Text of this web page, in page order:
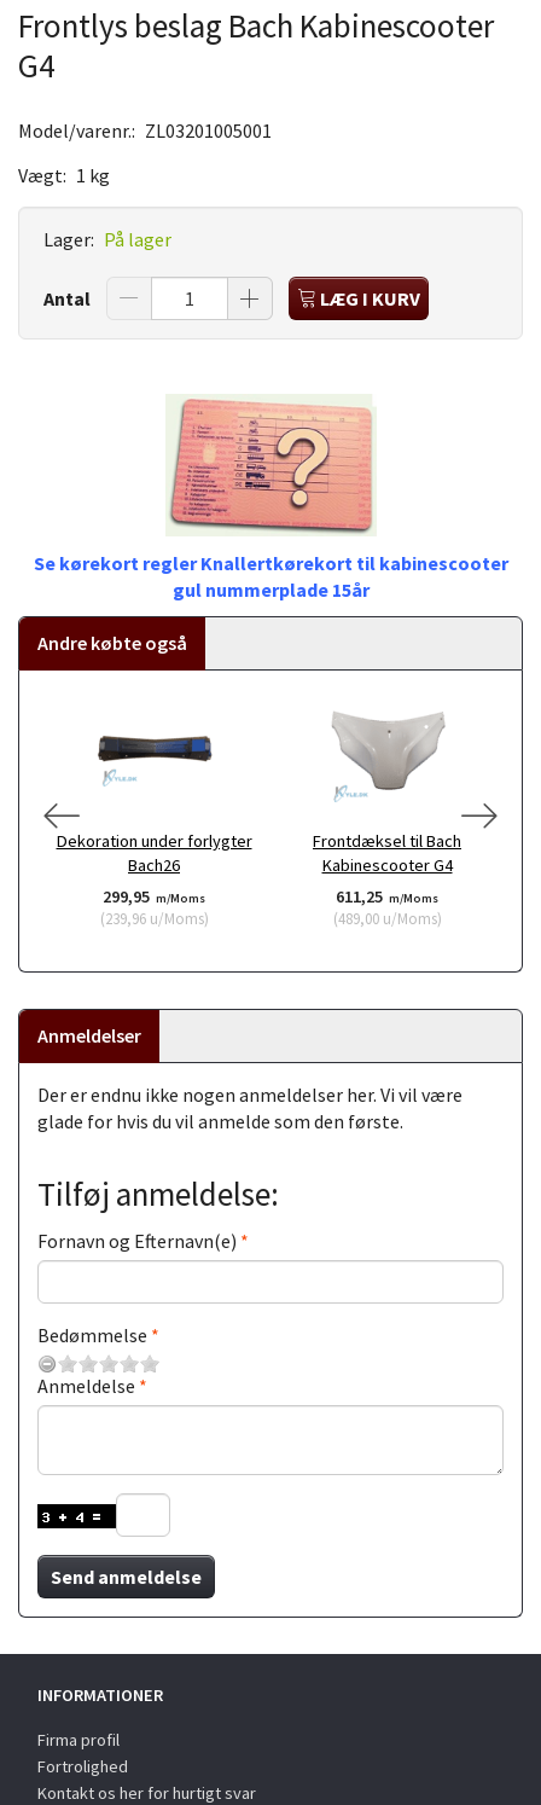
Frontlys beslag Bach Kabinescooter
G4
Model/varenr.: ZL03201005001
Vægt: 1 kg
Lager: På lager
Antal LÆG I KURV
Se kørekort regler Knallertkørekort til kabinescooter
gul nummerplade 15år
Andre købte også
Dekoration under forlygter
Bach26
299,95 m/Moms
(239,96u/Moms)
Frontdæksel til Bach
Kabinescooter G4
611,25 m/Moms
(489,00u/Moms)
Anmeldelser
Der er endnu ikke nogen anmeldelser her. Vi vil være
glade for hvis du vil anmelde som den første.
Tilføj anmeldelse:
Fornavn og Efternavn(e)
Bedømmelse
Anmeldelse
Send anmeldelse
INFORMATIONER
Firma profil
Fortrolighed
Kontakt os her for hurtigt svar